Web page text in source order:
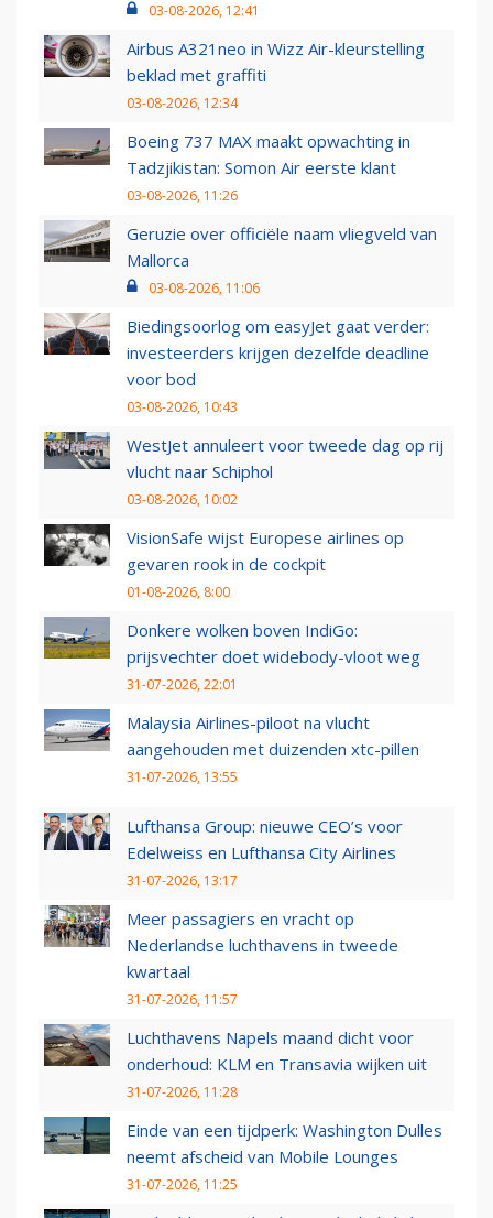
03-08-2026, 12:41
Airbus A321neo in Wizz Air-kleurstelling
beklad met graffiti
03-08-2026, 12:34
Boeing 737 MAX maakt opwachting in
Tadzjikistan: Somon Air eerste klant
03-08-2026, 11:26
Geruzie over officiële naam vliegveld van
Mallorca
03-08-2026, 11:06
Biedingsoorlog om easyJet gaat verder:
investeerders krijgen dezelfde deadline
voor bod
03-08-2026, 10:43
WestJet annuleert voor tweede dag op rij
vlucht naar Schiphol
03-08-2026, 10:02
VisionSafe wijst Europese airlines op
gevaren rook in de cockpit
01-08-2026, 8:00
Donkere wolken boven IndiGo:
prijsvechter doet widebody-vloot weg
31-07-2026, 22:01
Malaysia Airlines-piloot na vlucht
aangehouden met duizenden xtc-pillen
31-07-2026, 13:55
Lufthansa Group: nieuwe CEO’s voor
Edelweiss en Lufthansa City Airlines
31-07-2026, 13:17
Meer passagiers en vracht op
Nederlandse luchthavens in tweede
kwartaal
31-07-2026, 11:57
Luchthavens Napels maand dicht voor
onderhoud: KLM en Transavia wijken uit
31-07-2026, 11:28
Einde van een tijdperk: Washington Dulles
neemt afscheid van Mobile Lounges
31-07-2026, 11:25